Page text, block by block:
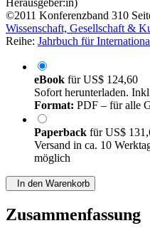
Herausgeber:in)
©2011 Konferenzband 310
Wissenschaft, Gesellschaft &
Reihe: Jahrbuch für
eBook fürUS$ 124,60
Sofort herunterladen.
Format: PDF – für alle
Paperback fürUS$
Versand in ca. 10
möglich
In den Warenkorb
Zusammenfassung